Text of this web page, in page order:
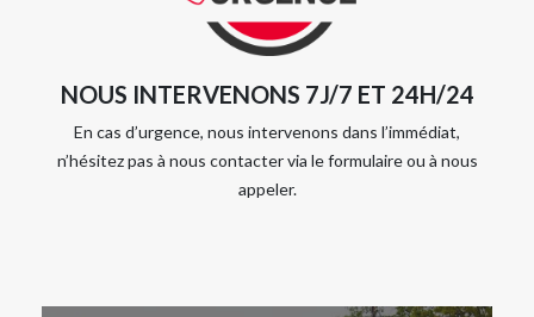
NOUS INTERVENONS 7J/7 ET 24H/24
En cas d’urgence, nous intervenons dans l’immédiat,
n’hésitez pas à nous contacter via le formulaire ou à nous
appeler.